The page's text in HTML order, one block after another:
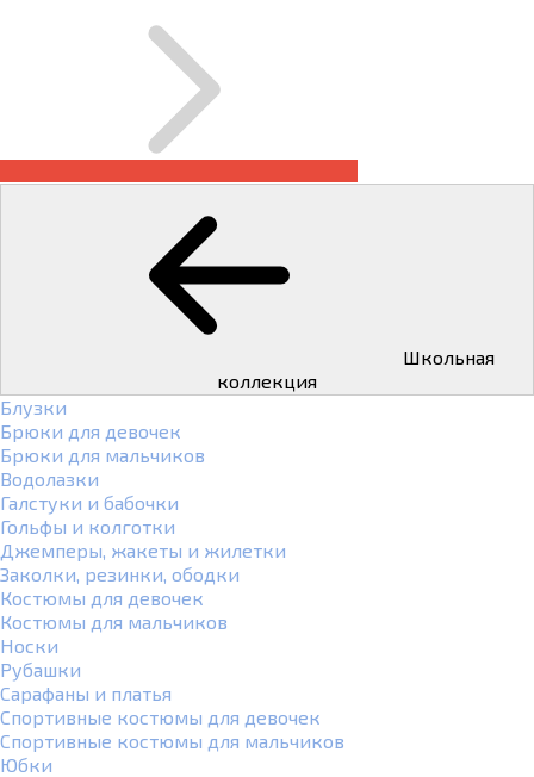
коллекция
Блузки
Брюки для девочек
Брюки для мальчиков
Водолазки
Галстуки и бабочки
Гольфы и колготки
Джемперы, жакеты и жилетки
Заколки, резинки, ободки
Костюмы для девочек
Костюмы для мальчиков
Носки
Рубашки
Сарафаны и платья
Спортивные костюмы для девочек
Спортивные костюмы для мальчиков
Юбки